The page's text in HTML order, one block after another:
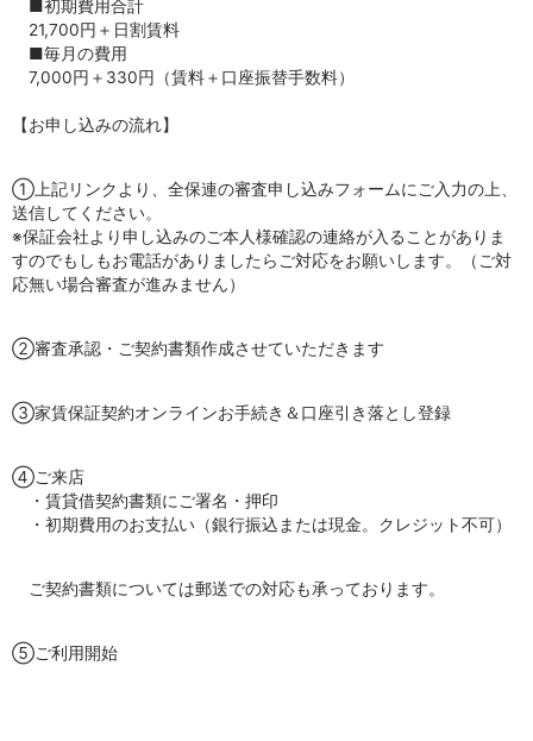
■初期費用合計
21,700円＋日割賃料
■毎月の費用
7,000円＋330円（賃料＋口座振替手数料）
【お申し込みの流れ】
①上記リンクより、全保連の審査申し込みフォームにご入力の上、
送信してください。
※保証会社より申し込みのご本人様確認の連絡が入ることがありま
すのでもしもお電話がありましたらご対応をお願いします。（ご対
応無い場合審査が進みません）
②審査承認・ご契約書類作成させていただきます
③家賃保証契約オンラインお手続き＆口座引き落とし登録
④ご来店
・賃貸借契約書類にご署名・押印
・初期費用のお支払い（銀行振込または現金。クレジット不可）
ご契約書類については郵送での対応も承っております。
⑤ご利用開始